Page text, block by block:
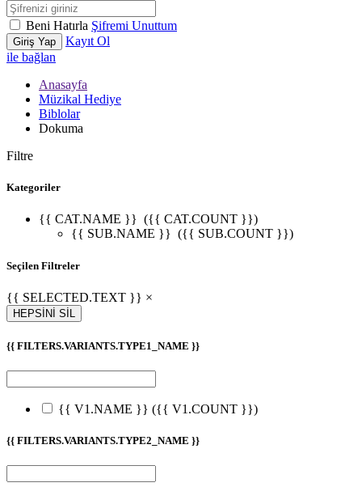
Beni Hatırla Şifremi Unuttum
Giriş Yap
Kayıt Ol
ile bağlan
Anasayfa
Müzikal Hediye
Biblolar
Dokuma
Filtre
Kategoriler
{{ CAT.NAME }} ({{ CAT.COUNT }})
{{ SUB.NAME }} ({{ SUB.COUNT }})
Seçilen Filtreler
{{ SELECTED.TEXT }} ×
HEPSİNİ SİL
{{ FILTERS.VARIANTS.TYPE1_NAME }}
{{ V1.NAME }} ({{ V1.COUNT }})
{{ FILTERS.VARIANTS.TYPE2_NAME }}